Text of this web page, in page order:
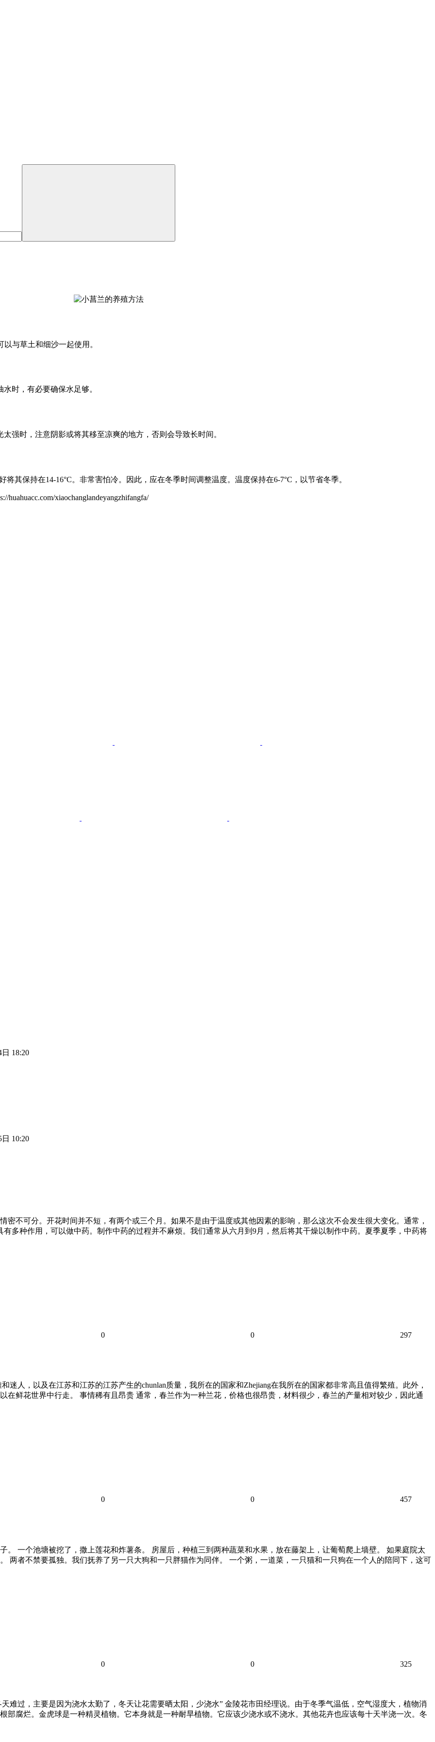
与草土和细沙一起使用。
时，有必要确保水足够。
强时，注意阴影或将其移至凉爽的地方，否则会导致长时间。
其保持在14-16°C。非常害怕冷。因此，应在冬季时间调整温度。温度保持在6-7°C，以节省冬季。
xiaochanglandeyangzhifangfa/
日 18:20
日 10:20
密不可分。开花时间并不短，有两个或三个月。如果不是由于温度或其他因素的影响，那么这次不会发生很大变化。通常，
多种作用，可以做中药。制作中药的过程并不麻烦。我们通常从六月到9月，然后将其干燥以制作中药。夏季夏季，中药将
0 0
297
迷人，以及在江苏和江苏的江苏产生的chunlan质量，我所在的国家和Zhejiang在我所在的国家都非常高且值得繁殖。此外，
在鲜花世界中行走。 事情稀有且昂贵 通常，春兰作为一种兰花，价格也很昂贵，材料很少，春兰的产量相对较少，因此通
0 0
457
。 一个池塘被挖了，撒上莲花和炸薯条。 房屋后，种植三到两种蔬菜和水果，放在藤架上，让葡萄爬上墙壁。 如果庭院太
两者不禁要孤独。我们抚养了另一只大狗和一只胖猫作为同伴。 一个粥，一道菜，一只猫和一只狗在一个人的陪同下，这可
0 0 325
难过，主要是因为浇水太勤了，冬天让花需要晒太阳，少浇水” 金陵花市田经理说。由于冬季气温低，空气湿度大，植物消
部腐烂。金虎球是一种精灵植物。它本身就是一种耐旱植物。它应该少浇水或不浇水。其他花卉也应该每十天半浇一次。冬